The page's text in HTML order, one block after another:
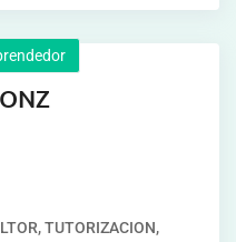
TUTORIZACION,